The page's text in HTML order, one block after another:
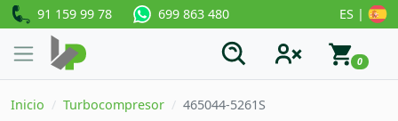
91 159 99 78 699 863 480 ES |
0
Inicio Turbocompresor 465044-5261S